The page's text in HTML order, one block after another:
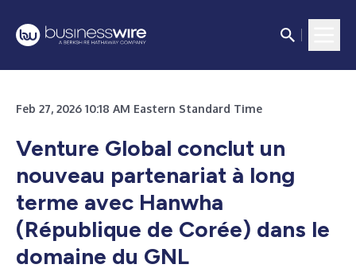
Feb 27, 2026 10:18 AM Eastern Standard Time
Venture Global conclut un
nouveau partenariat à long
terme avec Hanwha
(République de Corée) dans le
domaine du GNL